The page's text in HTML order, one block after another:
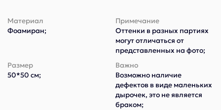
Материал
Фоамиран;
Примечание
Оттенки в разных партиях
могут отличаться от
представленных на фото;
Размер
50*50 см;
Важно
Возможно наличие
дефектов в виде маленьких
дырочек, это не является
браком;